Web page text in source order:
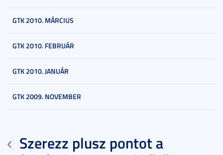
GTK 2010. MÁRCIUS
GTK 2010. FEBRUÁR
GTK 2010. JANUÁR
GTK 2009. NOVEMBER
Szerezz plusz pontot a